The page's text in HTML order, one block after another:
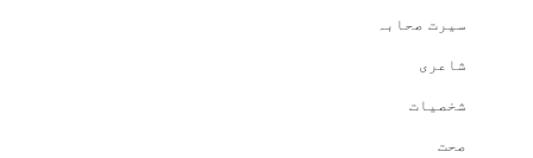
سیرت صحابہ
شاعری
شخصیات
صحت